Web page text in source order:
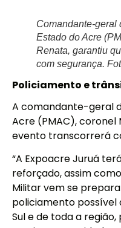
Comandante-geral
Estado do Acre
Renata, garantiu
com segurança.
Policiamento e
A comandante-geral
Acre (PMAC), coronel
evento transcorrerá
“A Expoacre Juruá
reforçado, assim
Militar vem se
policiamento possível
Sul e de toda a